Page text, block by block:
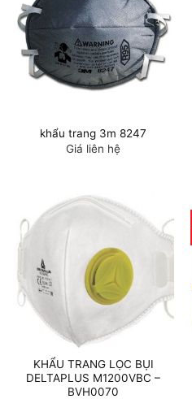
khẩu trang 3m 8247
Giá liên hệ
KHẨU TRANG LỌC BỤI
DELTAPLUS M1200VBC –
BVH0070